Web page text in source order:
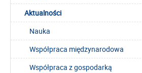
Aktualności
Nauka
Współpraca międzynarodowa
Współpraca z gospodarką